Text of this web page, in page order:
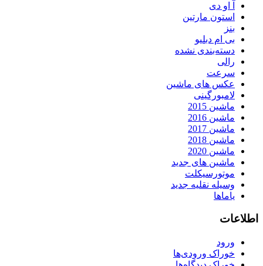
آ او دی
استون مارتین
بنز
بی ام دبلیو
دسته‌بندی نشده
رالی
سرعت
عکس های ماشین
لامبورگینی
ماشین 2015
ماشین 2016
ماشین 2017
ماشین 2018
ماشین 2020
ماشین های جدید
موتورسیکلت
وسیله نقلیه جدید
یاماها
اطلاعات
ورود
خوراک ورودی‌ها